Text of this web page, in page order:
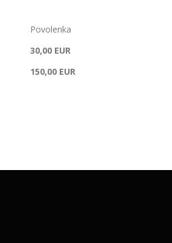
Povolenka
30,00 EUR
150,00 EUR